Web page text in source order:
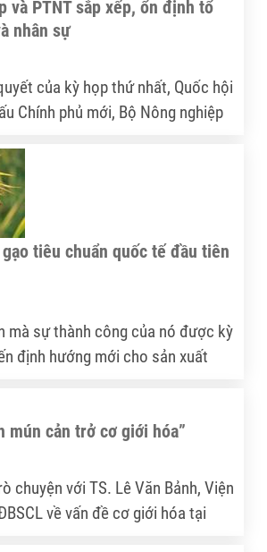
và PTNT sắp xếp, ổn định tổ
nhân sự
của kỳ họp thứ nhất, Quốc hội
Chính phủ mới, Bộ Nông nghiệp
tiêu chuẩn quốc tế đầu tiên
mà sự thành công của nó được kỳ
định hướng mới cho sản xuất
mún cản trở cơ giới hóa”
chuyện với TS. Lê Văn Bảnh, Viện
về vấn đề cơ giới hóa tại